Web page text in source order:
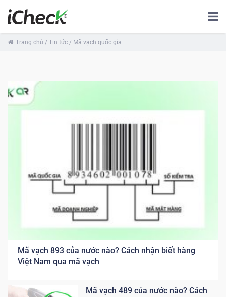
Trang chủ / Tin tức / Mã vạch quốc gia
Mã vạch 893 của nước nào? Cách nhận biết hàng
Việt Nam qua mã vạch
Mã vạch 489 của nước nào? Cách